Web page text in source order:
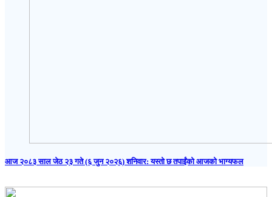
आज २०८३ साल जेठ २३ गते (६ जुन २०२६) शनिवार: यस्तो छ तपाईंको आजको भाग्यफल